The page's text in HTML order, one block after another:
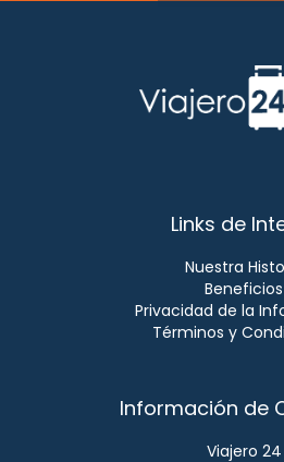
Links de
Nuestra
Beneficios
Privacidad de la
Términos y
Información de
Viajero 24